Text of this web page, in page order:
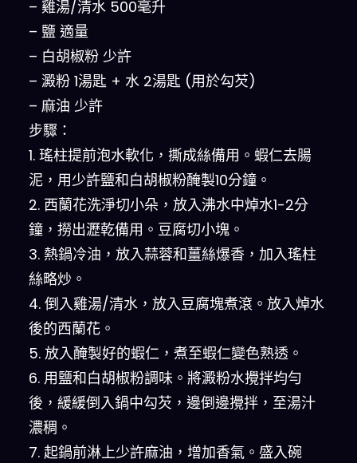
– 雞湯/清水 500毫升
– 鹽 適量
– 白胡椒粉 少許
– 澱粉 1湯匙 + 水 2湯匙 (用於勾芡)
– 麻油 少許
步驟：
1. 瑤柱提前泡水軟化，撕成絲備用。蝦仁去腸
泥，用少許鹽和白胡椒粉醃製10分鐘。
2. 西蘭花洗淨切小朵，放入沸水中焯水1-2分
鐘，撈出瀝乾備用。豆腐切小塊。
3. 熱鍋冷油，放入蒜蓉和薑絲爆香，加入瑤柱
絲略炒。
4. 倒入雞湯/清水，放入豆腐塊煮滾。放入焯水
後的西蘭花。
5. 放入醃製好的蝦仁，煮至蝦仁變色熟透。
6. 用鹽和白胡椒粉調味。將澱粉水攪拌均勻
後，緩緩倒入鍋中勾芡，邊倒邊攪拌，至湯汁
濃稠。
7. 起鍋前淋上少許麻油，增加香氣。盛入碗